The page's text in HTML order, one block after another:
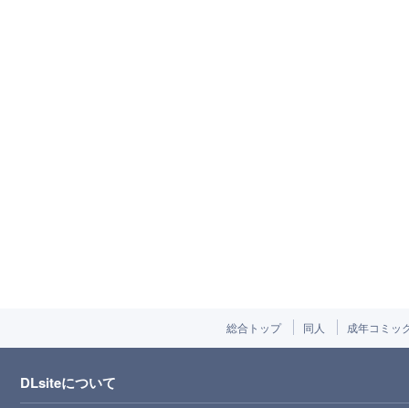
総合トップ 同人 成年コミッ
DLsiteについて